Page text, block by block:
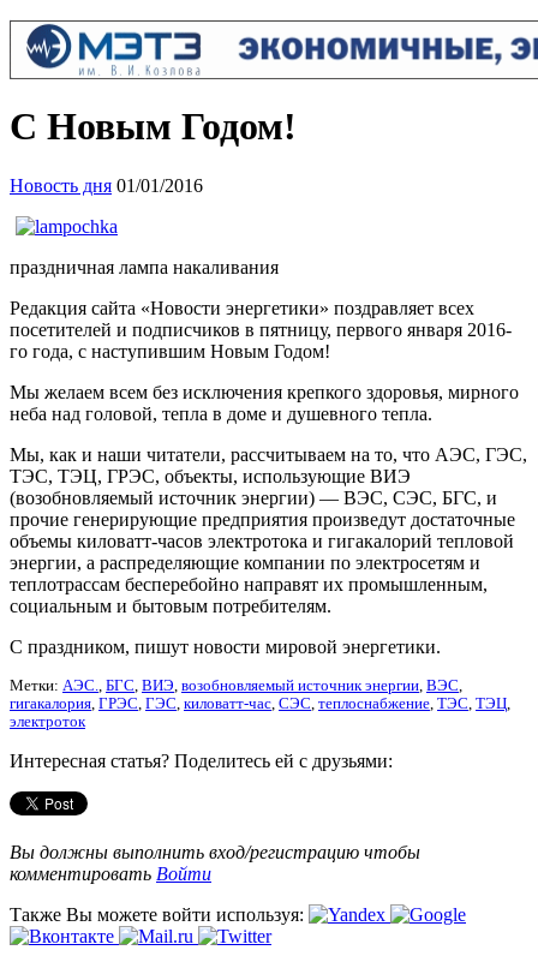
С Новым Годом!
Новость дня 01/01/2016
праздничная лампа накаливания
Редакция сайта «Новости энергетики» поздравляет всех
посетителей и подписчиков в пятницу, первого января 2016-
го года, с наступившим Новым Годом!
Мы желаем всем без исключения крепкого здоровья, мирного
неба над головой, тепла в доме и душевного тепла.
Мы, как и наши читатели, рассчитываем на то, что АЭС, ГЭС,
ТЭС, ТЭЦ, ГРЭС, объекты, использующие ВИЭ
(возобновляемый источник энергии) — ВЭС, СЭС, БГС, и
прочие генерирующие предприятия произведут достаточные
объемы киловатт-часов электротока и гигакалорий тепловой
энергии, а распределяющие компании по электросетям и
теплотрассам бесперебойно направят их промышленным,
социальным и бытовым потребителям.
С праздником, пишут новости мировой энергетики.
Метки: АЭС., БГС, ВИЭ, возобновляемый источник энергии, ВЭС,
гигакалория, ГРЭС, ГЭС, киловатт-час, СЭС, теплоснабжение, ТЭС, ТЭЦ,
электроток
Интересная статья? Поделитесь ей с друзьями:
Вы должны выполнить вход/регистрацию чтобы
комментировать Войти
Также Вы можете войти используя: